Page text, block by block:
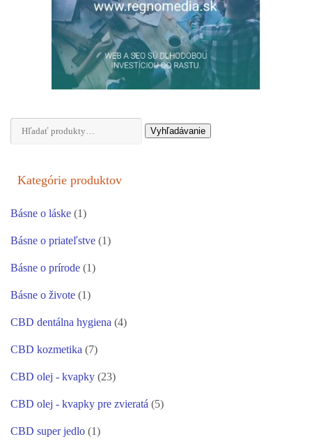
Hľadať: Vyhľadávanie
Kategórie produktov
Básne o láske (1)
Básne o priateľstve (1)
Básne o prírode (1)
Básne o živote (1)
CBD dentálna hygiena (4)
CBD kozmetika (7)
CBD olej - kvapky (23)
CBD olej - kvapky pre zvieratá (5)
CBD super jedlo (1)